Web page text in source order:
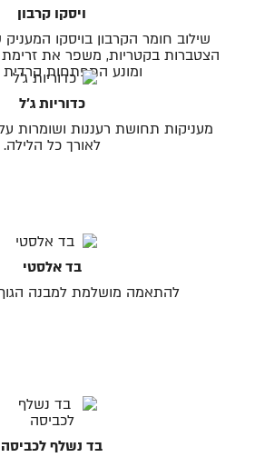
ויסקו קרבון
שילוב חומר הקרבון בויסקו המעניק
הצטברות בקטריות, משפר את
ומונע התפתחות
כדוריות ג׳ל
מעניקות תחושת רעננות ושומרות
לאורך כל הלילה.
בד אלסטי
להתאמה מושלמת למבנה
בד נשלף לכביסה